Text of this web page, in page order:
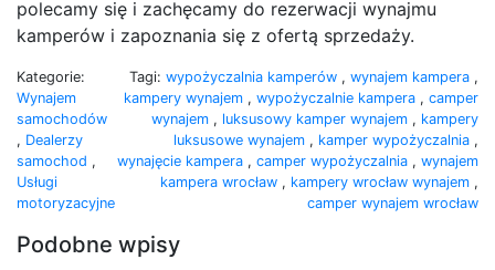
polecamy się i zachęcamy do rezerwacji wynajmu
kamperów i zapoznania się z ofertą sprzedaży.
Kategorie:
Wynajem
samochodów
, Dealerzy
samochod ,
Usługi
motoryzacyjne
Tagi: wypożyczalnia kamperów , wynajem kampera ,
kampery wynajem , wypożyczalnie kampera , camper
wynajem , luksusowy kamper wynajem , kampery
luksusowe wynajem , kamper wypożyczalnia ,
wynajęcie kampera , camper wypożyczalnia , wynajem
kampera wrocław , kampery wrocław wynajem ,
camper wynajem wrocław
Podobne wpisy